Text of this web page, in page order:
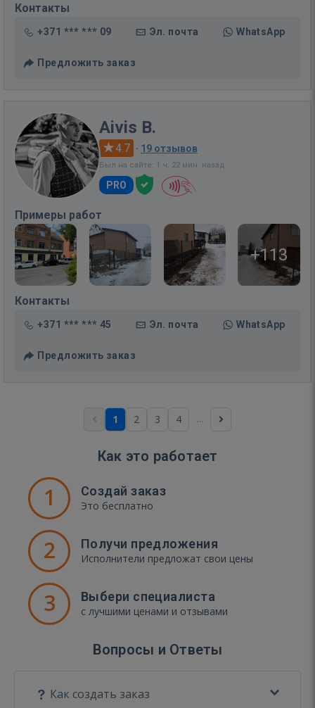
Контакты
+371 *** *** 09 Эл. почта WhatsApp
Предложить заказ
Aivis B.
4.7 · 19 отзывов
Был на сайте: 1 ч. 22 мин. назад
PRO
Примеры работ
+113
Контакты
+371 *** *** 45 Эл. почта WhatsApp
Предложить заказ
1 2 3 4 ...
Как это работает
1 Создай заказ
Это бесплатно
2 Получи предложения
Исполнители предложат свои цены
3 Выбери специалиста
с лучшими ценами и отзывами
Вопросы и Ответы
Как создать заказ